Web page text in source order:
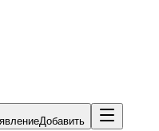
Добавить